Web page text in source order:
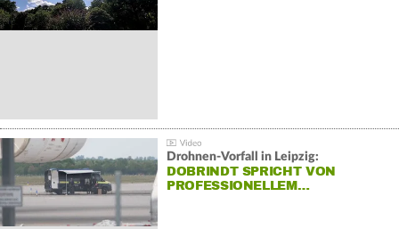
Drohnen-Vorfall in Leipzig:
DOBRINDT SPRICHT VON
PROFESSIONELLEM…